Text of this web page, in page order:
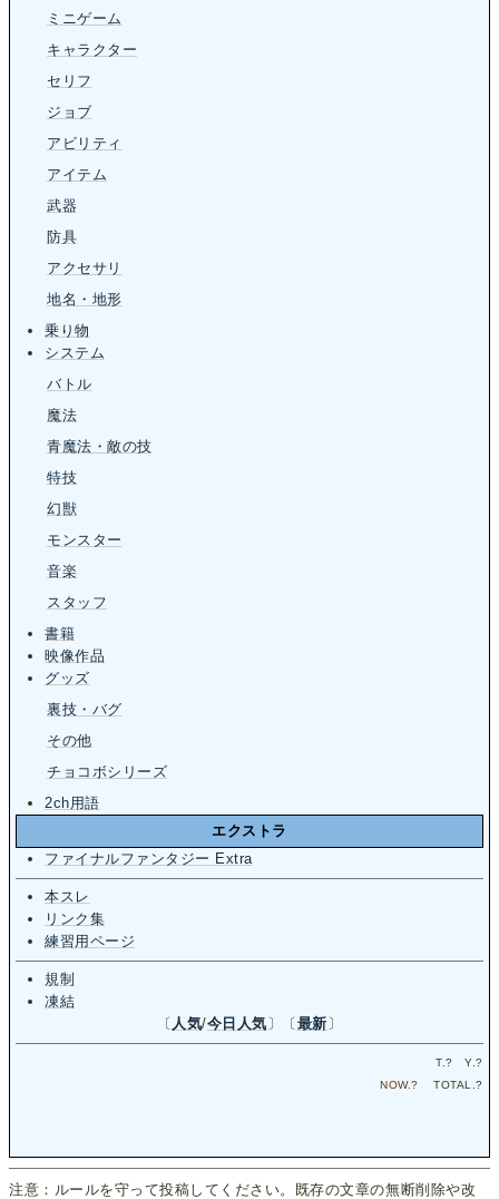
ミニゲーム
キャラクター
セリフ
ジョブ
アビリティ
アイテム
武器
防具
アクセサリ
地名・地形
乗り物
システム
バトル
魔法
青魔法・敵の技
特技
幻獣
モンスター
音楽
スタッフ
書籍
映像作品
グッズ
裏技・バグ
その他
チョコボシリーズ
2ch用語
エクストラ
ファイナルファンタジー Extra
本スレ
リンク集
練習用ページ
規制
凍結
〔 人気/今日人気 〕〔 最新 〕
T.? Y.?
NOW.? TOTAL.?
注意：ルールを守って投稿してください。既存の文章の無断削除や改